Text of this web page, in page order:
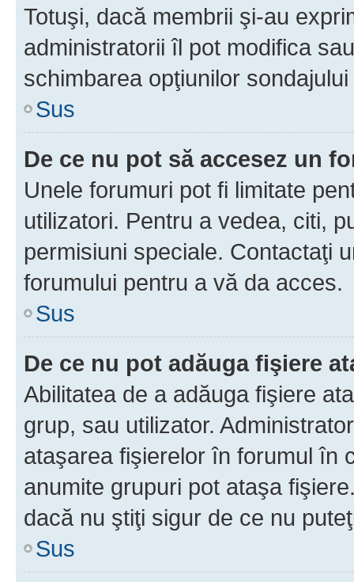
Totuşi, dacă membrii şi-au
administratorii îl pot modifica
schimbarea opţiunilor
Sus
De ce nu pot să accesez un
Unele forumuri pot fi limitate
utilizatori. Pentru a vedea, citi,
permisiuni speciale. Contactaţi
forumului pentru a vă da acces.
Sus
De ce nu pot adăuga fişiere
Abilitatea de a adăuga fişiere
grup, sau utilizator.
ataşarea fişierelor în forumul în
anumite grupuri pot ataşa
dacă nu ştiţi sigur de ce nu
Sus